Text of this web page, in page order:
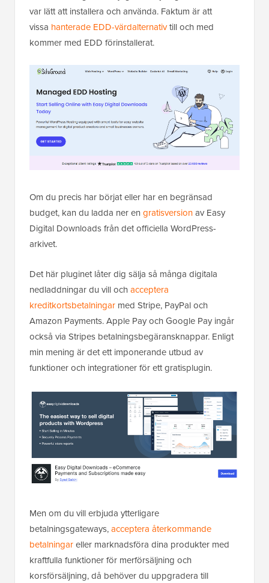
var lätt att installera och använda. Faktum är att
vissa hanterade EDD-värdalternativtill och med
kommer med EDD förinstallerat.
Om du precis har börjat eller har en begränsad
budget, kan du ladda ner en gratisversionav Easy
Digital Downloads från det officiella WordPress-
arkivet.
Det här pluginet låter dig sälja så många digitala
nedladdningar du vill ochacceptera
kreditkortsbetalningar med Stripe, PayPal och
Amazon Payments. Apple Pay och Google Pay ingår
också via Stripes betalningsbegäransknappar. Enligt
min mening är det ett imponerande utbud av
funktioner och integrationer för ett gratisplugin.
Men om du vill erbjuda ytterligare
betalningsgateways,acceptera återkommande
betalningareller marknadsföra dina produkter med
kraftfulla funktioner för merförsäljning och
korsförsäljning, då behöver du uppgradera till